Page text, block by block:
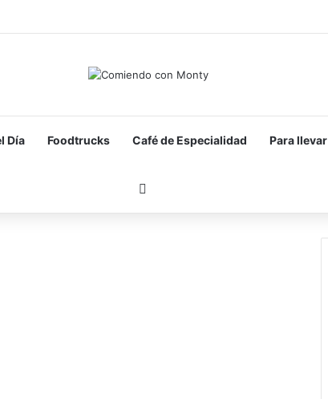
Día Foodtrucks Café de Especialidad Para llevar